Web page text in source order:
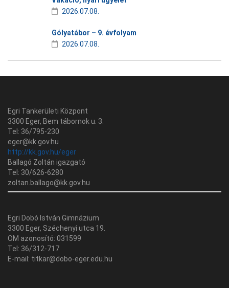
2026.07.08.
Gólyatábor – 9. évfolyam
2026.07.08.
Egri Tankerületi Központ
3300 Eger, Bem tábornok u. 3.
Tel: 36/795-230
eger@kk.gov.hu
http://kk.gov.hu/eger
Ballagó Zoltán igazgató
Tel: 30/626-6280
zoltan.ballago@kk.gov.hu
Egri Dobó István Gimnázium
3300 Eger, Széchenyi utca 19.
OM azonosító: 031599
Tel: 36/312-717
E-mail: titkar@dobo-eger.edu.hu